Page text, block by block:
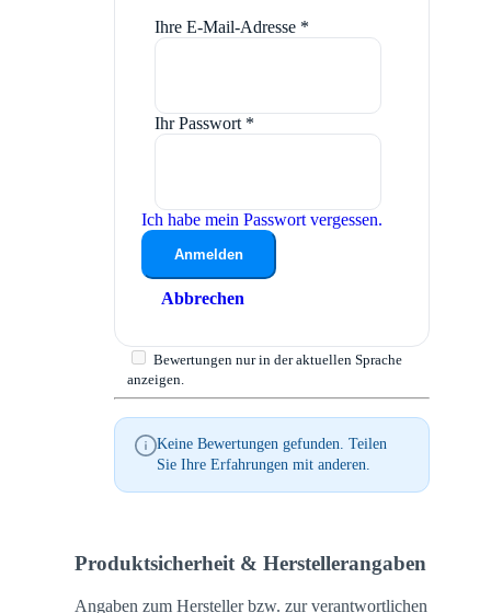
Ihre E-Mail-Adresse *
Ihr Passwort *
Ich habe mein Passwort vergessen.
Anmelden
Abbrechen
Bewertungen nur in der aktuellen Sprache
anzeigen.
Keine Bewertungen gefunden. Teilen
Sie Ihre Erfahrungen mit anderen.
Produktsicherheit & Herstellerangaben
Angaben zum Hersteller bzw. zur verantwortlichen